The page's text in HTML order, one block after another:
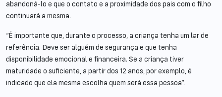
abandoná-lo e que o contato e a proximidade dos pais com o filho
continuará a mesma.
“É importante que, durante o processo, a criança tenha um lar de
referência. Deve ser alguém de segurança e que tenha
disponibilidade emocional e financeira. Se a criança tiver
maturidade o suficiente, a partir dos 12 anos, por exemplo, é
indicado que ela mesma escolha quem será essa pessoa”.